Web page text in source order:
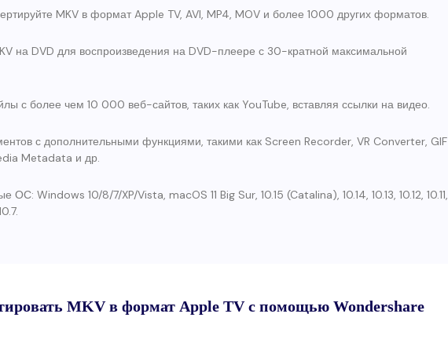
MKV в формат Apple TV, AVI, MP4, MOV и более 1000 других форматов.
на DVD для воспроизведения на DVD-плеере с 30-кратной максимальной
с более чем 10 000 веб-сайтов, таких как YouTube, вставляя ссылки на видео.
с дополнительными функциями, такими как Screen Recorder, VR Converter, GIF
Metadata и др.
ОС: Windows 10/8/7/XP/Vista, macOS 11 Big Sur, 10.15 (Catalina), 10.14, 10.13, 10.12, 10.11,
MKV в формат Apple TV с помощью Wondershare